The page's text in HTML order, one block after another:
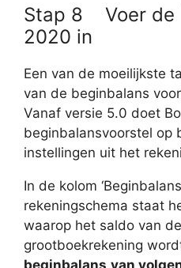
Stap 8 Voer de
2020 in
Een van de moeilijkste
van de beginbalans
Vanaf versie 5.0 doet
beginbalansvoorstel op
instellingen uit het
In de kolom
rekeningschema staat
waarop het saldo van
grootboekrekening
beginbalans van